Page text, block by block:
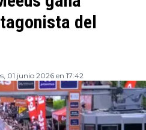
del
01 junio 2026 en 17:42